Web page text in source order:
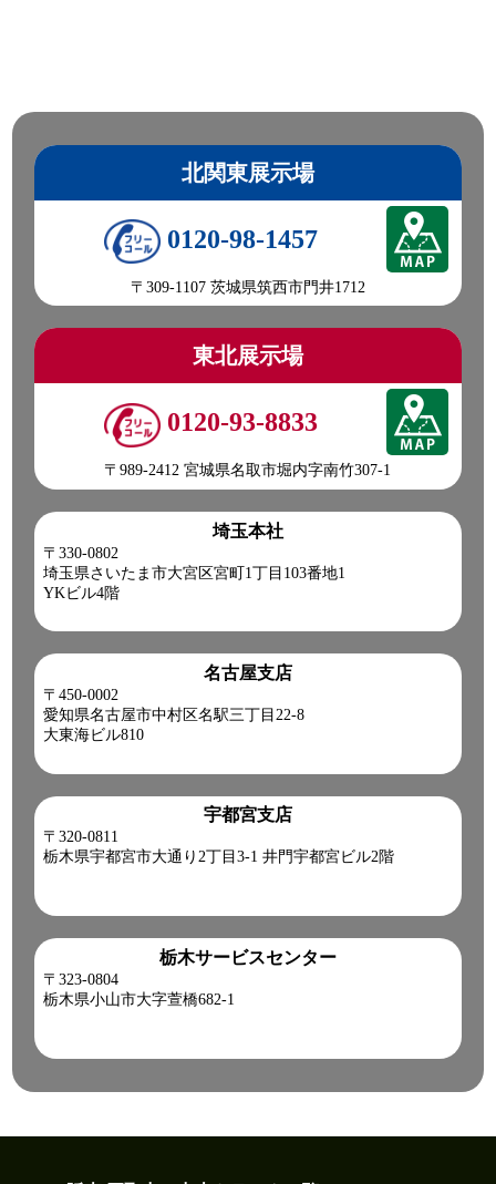
北関東展示場
0120-98-1457
〒309-1107 茨城県筑西市門井1712
東北展示場
0120-93-8833
〒989-2412 宮城県名取市堀内字南竹307-1
埼玉本社
〒330-0802
埼玉県さいたま市大宮区宮町1丁目103番地1
YKビル4階
名古屋支店
〒450-0002
愛知県名古屋市中村区名駅三丁目22-8
大東海ビル810
宇都宮支店
〒320-0811
栃木県宇都宮市大通り2丁目3-1 井門宇都宮ビル2階
栃木サービスセンター
〒323-0804
栃木県小山市大字萱橋682-1